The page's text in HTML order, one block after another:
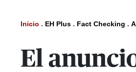
Inicio . EH Plus . Fact Checking .
El